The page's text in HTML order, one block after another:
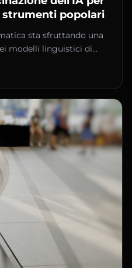
popolari
sta sfruttando una
modelli linguistici di